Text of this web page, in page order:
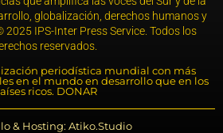
globalización, derechos humanos y
IPS-Inter Press Service. Todos los
reservados.
periodística mundial con más
en el mundo en desarrollo que en los
ricos. DONAR
& Hosting: Atiko.Studio